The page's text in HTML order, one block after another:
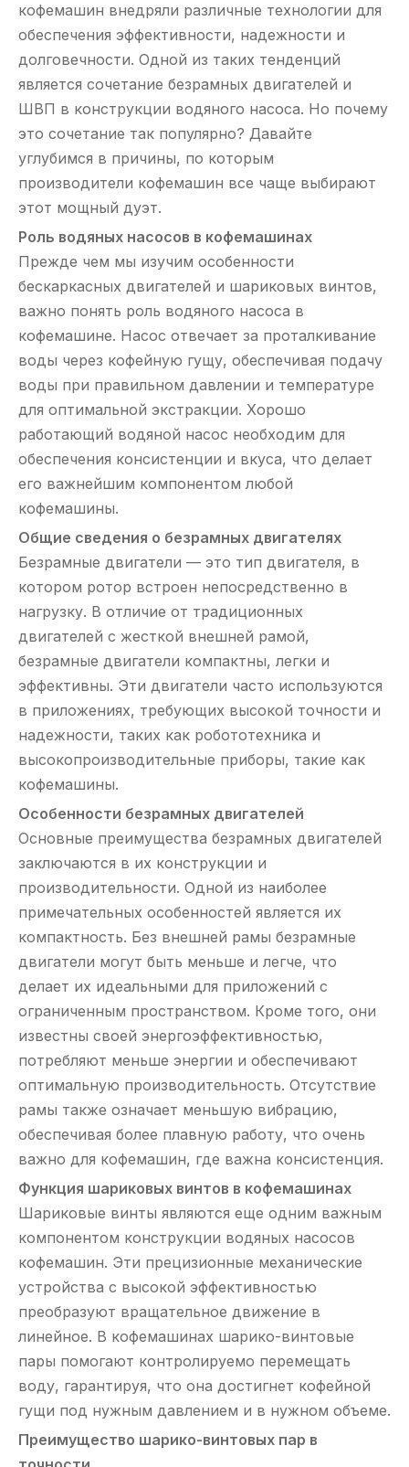
кофемашин внедряли различные технологии для
обеспечения эффективности, надежности и
долговечности. Одной из таких тенденций
является сочетание безрамных двигателей и
ШВП в конструкции водяного насоса. Но почему
это сочетание так популярно? Давайте
углубимся в причины, по которым
производители кофемашин все чаще выбирают
этот мощный дуэт.
Роль водяных насосов в кофемашинах
Прежде чем мы изучим особенности
бескаркасных двигателей и шариковых винтов,
важно понять роль водяного насоса в
кофемашине. Насос отвечает за проталкивание
воды через кофейную гущу, обеспечивая подачу
воды при правильном давлении и температуре
для оптимальной экстракции. Хорошо
работающий водяной насос необходим для
обеспечения консистенции и вкуса, что делает
его важнейшим компонентом любой
кофемашины.
Общие сведения о безрамных двигателях
Безрамные двигатели — это тип двигателя, в
котором ротор встроен непосредственно в
нагрузку. В отличие от традиционных
двигателей с жесткой внешней рамой,
безрамные двигатели компактны, легки и
эффективны. Эти двигатели часто используются
в приложениях, требующих высокой точности и
надежности, таких как робототехника и
высокопроизводительные приборы, такие как
кофемашины.
Особенности безрамных двигателей
Основные преимущества безрамных двигателей
заключаются в их конструкции и
производительности. Одной из наиболее
примечательных особенностей является их
компактность. Без внешней рамы безрамные
двигатели могут быть меньше и легче, что
делает их идеальными для приложений с
ограниченным пространством. Кроме того, они
известны своей энергоэффективностью,
потребляют меньше энергии и обеспечивают
оптимальную производительность. Отсутствие
рамы также означает меньшую вибрацию,
обеспечивая более плавную работу, что очень
важно для кофемашин, где важна консистенция.
Функция шариковых винтов в кофемашинах
Шариковые винты являются еще одним важным
компонентом конструкции водяных насосов
кофемашин. Эти прецизионные механические
устройства с высокой эффективностью
преобразуют вращательное движение в
линейное. В кофемашинах шарико-винтовые
пары помогают контролируемо перемещать
воду, гарантируя, что она достигнет кофейной
гущи под нужным давлением и в нужном объеме.
Преимущество шарико-винтовых пар в